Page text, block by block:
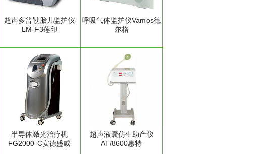
超声多普勒胎儿监护仪
LM-F3莲印
呼吸气体监护仪Vamos德
尔格
半导体激光治疗机
FG2000-C安德盛威
超声液囊仿生助产仪
AT/8600惠特